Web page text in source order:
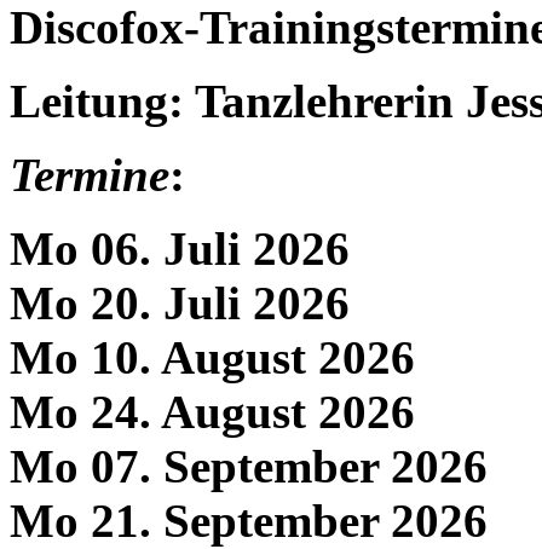
Discofox-
Leitung: Tanzlehrerin
Termine:
Mo 06. Juli 2026
Mo 20. Juli 2026
Mo 10. August 2026
Mo 24. August 2026
Mo 07. September 2026
Mo 21. September 2026